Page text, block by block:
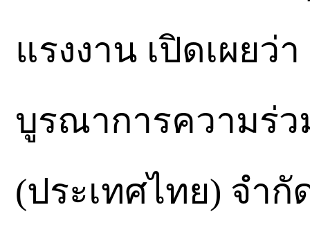
แรงงาน เปิดเผย
บูรณาการความร่
(ประเทศไทย) จำ